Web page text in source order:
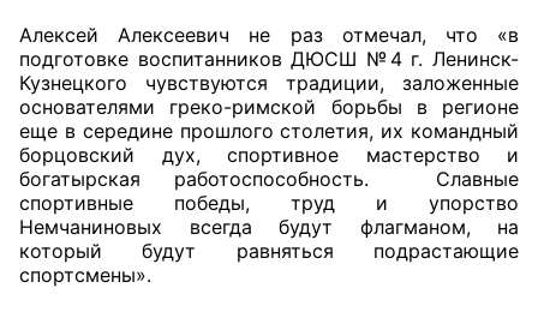
Комиссии
Экспертный совет ОП КО
Совет ОП КО
Общественный штаб
Члены ОП КО
Алексей Алексеевич не раз отмечал, что «в
подготовке воспитанников ДЮСШ №4 г. Ленинск-
Кузнецкого чувствуются традиции, заложенные
основателями греко-римской борьбы в регионе
еще в середине прошлого столетия, их командный
борцовский дух, спортивное мастерство и
богатырская работоспособность. Славные
спортивные победы, труд и упорство
Немчаниновых всегда будут флагманом, на
который будут равняться подрастающие
спортсмены».